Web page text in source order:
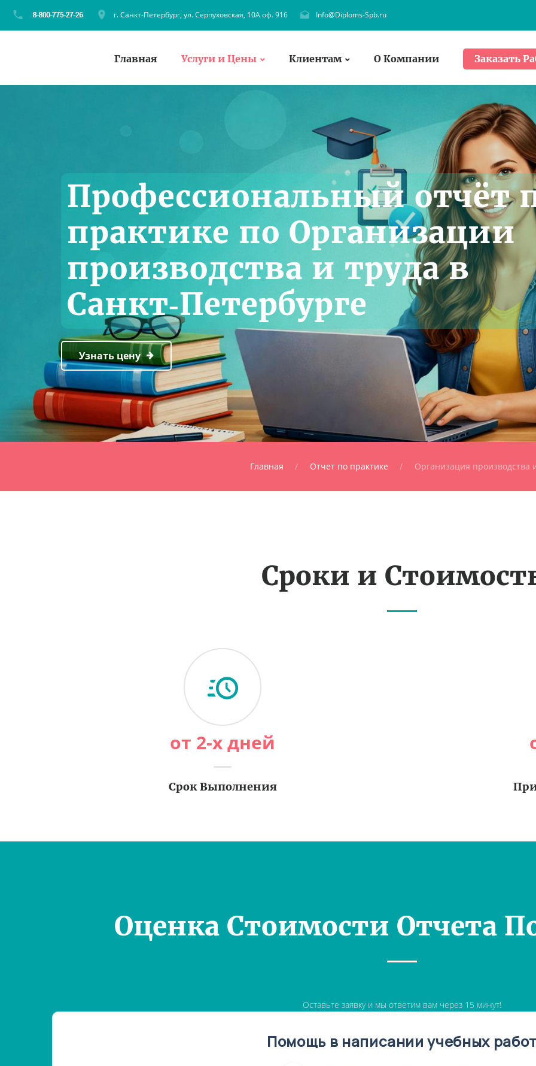
г. Санкт-Петербург, ул. Серпуховская, 10А оф. 916 Info@Diploms-Spb.ru
Главная Услуги и Цены Клиентам О Компании Заказать
Профессиональный отчёт
практике по Организации
производства и труда в
Санкт‑Петербурге
Узнать цену
Главная Отчет по практике Организация производства
Сроки и
от 2-х дней
Срок Выполнения
Оценка Стоимости Отчета
Оставьте заявку и мы ответим вам через 15 минут!
Помощь в написании учебных